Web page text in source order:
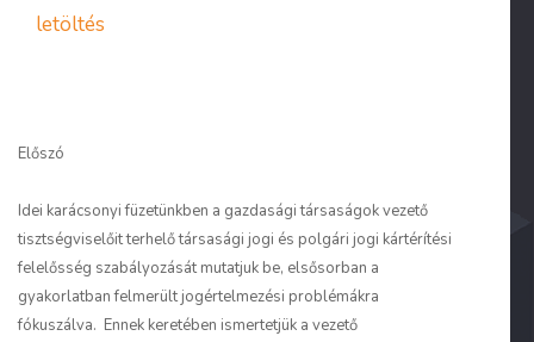
letöltés
Előszó
Idei karácsonyi füzetünkben a gazdasági társaságok vezető
tisztségviselőit terhelő társasági jogi és polgári jogi kártérítési
felelősség szabályozását mutatjuk be, elsősorban a
gyakorlatban felmerült jogértelmezési problémákra
fókuszálva. Ennek keretében ismertetjük a vezető